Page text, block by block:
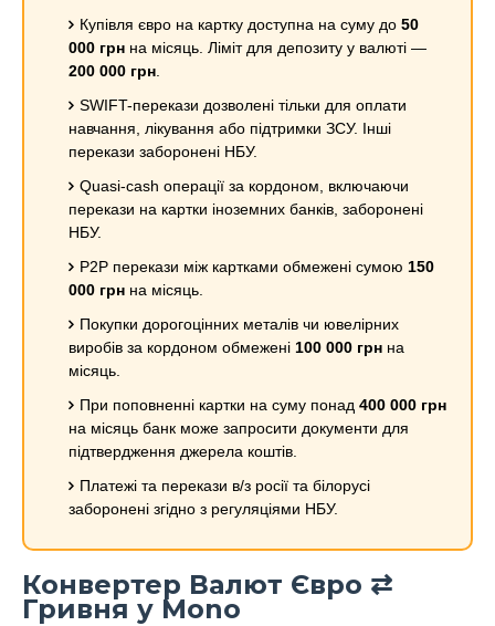
Купівля євро на картку доступна на суму до 50
000 грн на місяць. Ліміт для депозиту у валюті —
200 000 грн
SWIFT-перекази дозволені тільки для оплати
навчання, лікування або підтримки ЗСУ. Інші
перекази заборонені НБУ.
Quasi-cash операції за кордоном, включаючи
перекази на картки іноземних банків, заборонені
НБУ.
P2P перекази між картками обмежені сумою 150
000 грн на місяць.
Покупки дорогоцінних металів чи ювелірних
виробів за кордоном обмежені 100 000 грн на
місяць.
При поповненні картки на суму понад 400 000 грн
на місяць банк може запросити документи для
підтвердження джерела коштів.
Платежі та перекази в/з росії та білорусі
заборонені згідно з регуляціями НБУ.
Конвертер Валют Євро ⇄
Гривня у Mono